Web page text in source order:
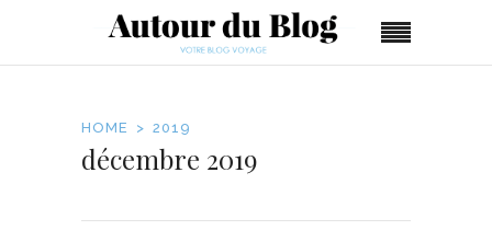
HOME 2019
décembre 2019